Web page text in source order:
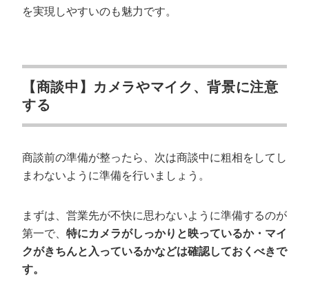
を実現しやすいのも魅力です。
【商談中】カメラやマイク、背景に注意
する
商談前の準備が整ったら、次は商談中に粗相をしてし
まわないように準備を行いましょう。
まずは、営業先が不快に思わないように準備するのが
第一で、 特にカメラがしっかりと映っているか・マイ
クがきちんと入っているかなどは確認しておくべきで
す。